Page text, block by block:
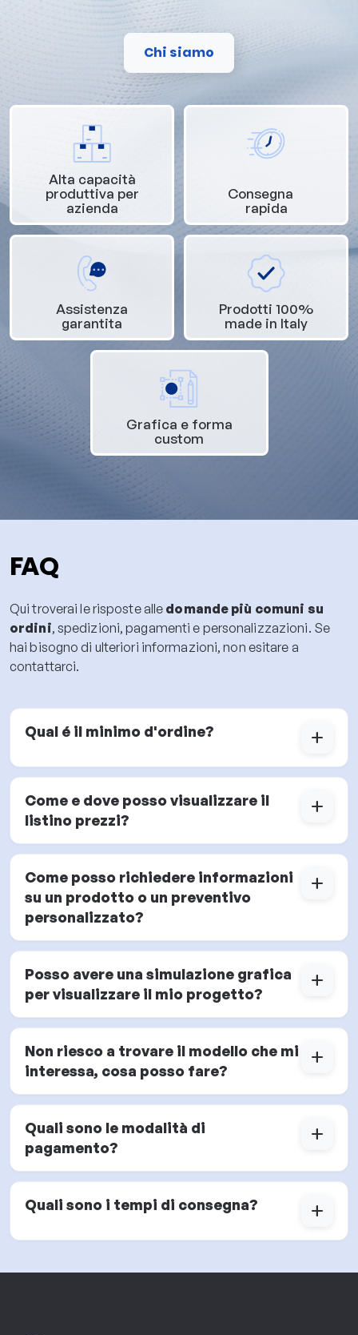
Chi siamo
Alta capacità
produttiva per
azienda
Consegna
rapida
Assistenza
garantita
Prodotti 100%
made in Italy
Grafica e forma
custom
FAQ
Qui troverai le risposte alle domande più comuni su
ordini, spedizioni, pagamenti e personalizzazioni. Se
hai bisogno di ulteriori informazioni, non esitare a
contattarci.
Qual é il minimo d'ordine? add
Come e dove posso visualizzare il
listino prezzi?
add
Come posso richiedere informazioni
su un prodotto o un preventivo
personalizzato?
add
Posso avere una simulazione grafica
per visualizzare il mio progetto?
add
Non riesco a trovare il modello che mi
interessa, cosa posso fare?
add
Quali sono le modalità di
pagamento?
add
Quali sono i tempi di consegna? add